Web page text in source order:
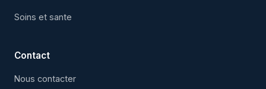
Soins et sante
Contact
Nous contacter